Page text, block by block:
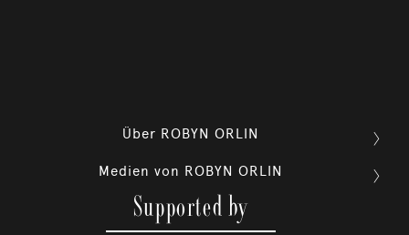
Über ROBYN ORLIN 
Medien von ROBYN ORLIN 
Supported by